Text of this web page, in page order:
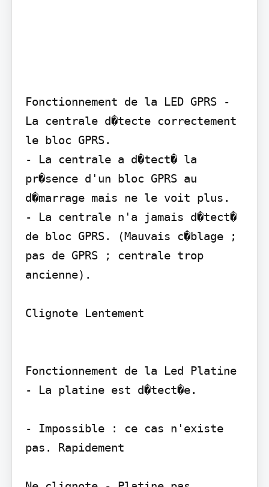
Fonctionnement de la LED GPRS -
La centrale d�tecte correctement
le bloc GPRS.
- La centrale a d�tect� la
pr�sence d'un bloc GPRS au
d�marrage mais ne le voit plus.
- La centrale n'a jamais d�tect�
de bloc GPRS. (Mauvais c�blage ;
pas de GPRS ; centrale trop
ancienne).
Clignote Lentement
Fonctionnement de la Led Platine
- La platine est d�tect�e.
- Impossible : ce cas n'existe
pas. Rapidement